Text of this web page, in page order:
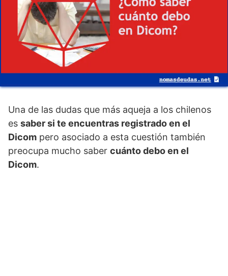
Una de las dudas que más aqueja a los chilenos
es saber si te encuentras registrado en el
Dicom pero asociado a esta cuestión también
preocupa mucho saber cuánto debo en el
Dicom.